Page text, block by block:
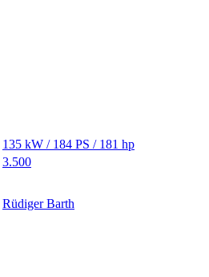
135 kW / 184 PS / 181 hp
3.500
Rüdiger Barth